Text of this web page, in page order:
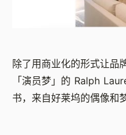
除了用商业化的形式让品
「演员梦」的 Ralph
书，来自好莱坞的偶像和